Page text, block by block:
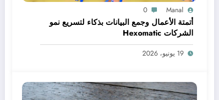
Manal
0
أتمتة الأعمال وجمع البيانات بذكاء لتسريع نمو
الشركات Hexomatic
19 يونيو، 2026